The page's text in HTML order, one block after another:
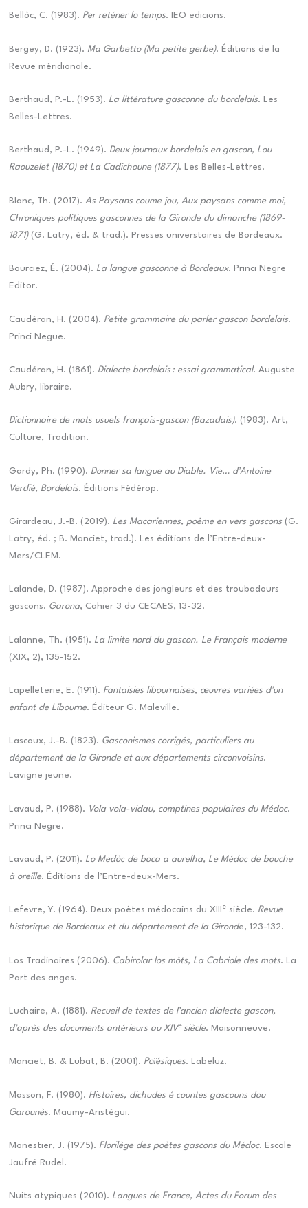
Bellòc, C. (1983). Per reténer lo temps. IEO edicions.
Bergey, D. (1923). Ma Garbetto (Ma petite gerbe). Éditions de la
Revue méridionale.
Berthaud, P.-L. (1953). La littérature gasconne du bordelais. Les
Belles-Lettres.
Berthaud, P.-L. (1949). Deux journaux bordelais en gascon, Lou
Raouzelet (1870) et La Cadichoune (1877). Les Belles-Lettres.
Blanc, Th. (2017). As Paysans coume jou, Aux paysans comme moi,
Chroniques politiques gasconnes de la Gironde du dimanche (1869-
1871)(G. Latry, éd. & trad.). Presses universtaires de Bordeaux.
Bourciez, É. (2004). La langue gasconne à Bordeaux. Princi Negre
Editor.
Caudéran, H. (2004). Petite grammaire du parler gascon bordelais.
Princi Negue.
Caudéran, H. (1861). Dialecte bordelais : essai grammatical. Auguste
Aubry, libraire.
Dictionnaire de mots usuels français-gascon (Bazadais). (1983). Art,
Culture, Tradition.
Gardy, Ph. (1990). Donner sa langue au Diable. Vie… d’Antoine
Verdié, Bordelais. Éditions Fédérop.
Girardeau, J.-B. (2019). Les Macariennes, poème en vers gascons(G.
Latry, éd. ; B. Manciet, trad.). Les éditions de l’Entre-deux-
Mers/CLEM.
Lalande, D. (1987). Approche des jongleurs et des troubadours
gascons. Garona, Cahier 3 du CECAES, 13-32.
Lalanne, Th. (1951). La limite nord du gascon. Le Français moderne
(XIX, 2), 135-152.
Lapelleterie, E. (1911). Fantaisies libournaises, œuvres variées d’un
enfant de Libourne. Éditeur G. Maleville.
Lascoux, J.-B. (1823). Gasconismes corrigés, particuliers au
département de la Gironde et aux départements circonvoisins.
Lavigne jeune.
Lavaud, P. (1988). Vola vola-vidau, comptines populaires du Médoc.
Princi Negre.
Lavaud, P. (2011). Lo Medòc de boca a aurelha, Le Médoc de bouche
à oreille. Éditions de l’Entre-deux-Mers.
Lefevre, Y. (1964). Deux poètes médocains du XIII esiècle. Revue
historique de Bordeaux et du département de la Gironde, 123-132.
Los Tradinaires (2006). Cabirolar los mòts, La Cabriole des mots. La
Part des anges.
Luchaire, A. (1881). Recueil de textes de l’ancien dialecte gascon,
d’après des documents antérieurs au XIVe siècle. Maisonneuve.
Manciet, B. & Lubat, B. (2001). Poïésiques. Labeluz.
Masson, F. (1980). Histoires, dichudes é countes gascouns dou
Garounès. Maumy-Aristégui.
Monestier, J. (1975). Florilège des poètes gascons du Médoc. Escole
Jaufré Rudel.
Nuits atypiques (2010). Langues de France, Actes du Forum des